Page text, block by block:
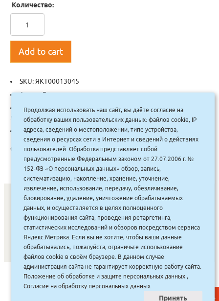
Количество:
Add to cart
SKU:ЯКТ00013045
Автор:Демичева
Categories: Ваше здоровье, Советует Доктор (популярная
медицина)
Tag:Эксмо
Описание:
СОНУННАР|КОМПАНИЯ ТУҺУНАН |МАҔАҺЫЫННАР
АКЦИЯЛАР|ДИСКОНТНАЙ СИСТЕМА |ЮРИДИЧЕСКАЙ|
ВАКАНСИЯЛАР
САЙТ СОЗДАН:ООО "ЭЙФОС" . ИНФОРМАЦИОННЫЕ
ТЕХНОЛОГИИ
Продолжая использовать наш сайт, вы даёте согласие на
обработку ваших пользовательских данных: файлов cookie, IP
адреса, сведений о местоположении, типе устройства,
сведения о ресурсах сети в Интернет и сведений о действиях
пользователей. Обработка представляет собой
предусмотренные Федеральным законом от 27.07.2006 г. №
152-ФЗ «О персональных данных» обзор, запись,
систематизацию, накопление, хранение, уточнение,
извлечение, использование, передачу, обезличивание,
блокирование, удаление, уничтожение обрабатываемых
данных, и осуществляется в целях полноценного
функционирования сайта, проведения ретаргетинга,
статистических исследований и обзоров посредством сервиса
Яндекс.Метрика. Если вы не хотите, чтобы ваши данные
обрабатывались, пожалуйста, ограничьте использование
файлов cookie в своём браузере. В данном случае
администрация сайта не гарантирует корректную работу сайта.
Положение об обработке и защите персональных данных ,
Согласие на обработку персональных данных
Принять